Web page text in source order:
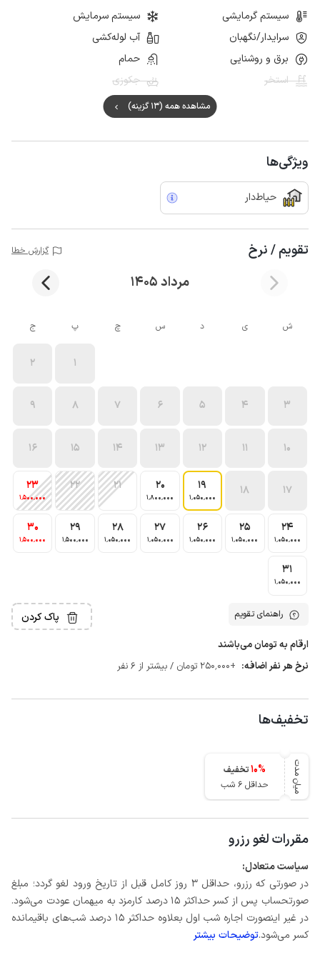
سیستم گرمایشی
سیستم سرمایش
سرایدار/نگهبان
آب لوله‌کشی
برق و روشنایی
حمام
استخر
جکوزی
مشاهده همه (13 گزینه)
ویژگی‌ها
حیاط‌دار
تقویم / نرخ گزارش خطا
مرداد 1405
ش ی د س چ پ ج
1
2
3
4
5
6
7
8
9
10
11
12
13
14
15
16
17
18
19
1٬050٬000
20
1٬800٬000
21
22
23
1٬500٬000
24
1٬050٬000
25
1٬050٬000
26
1٬050٬000
27
1٬050٬000
28
1٬050٬000
29
1٬500٬000
30
1٬500٬000
31
1٬050٬000
راهنمای تقویم پاک کردن
ارقام به تومان می‌باشند
نرخ هر نفر اضافه: +250٬000 تومان / بیشتر از 6 نفر
تخفیف‌ها
میان مدت 10%
تخفیف
حداقل 6 شب
مقررات لغو رزرو
سیاست متعادل:
در صورتی که رزرو، حداقل 3 روز کامل قبل از تاریخ ورود لغو گردد؛ مبلغ
صورتحساب پس از کسر حداکثر 15 درصد کارمزد به میهمان عودت می‌شود.
در غیر اینصورت اجاره شب اول بعلاوه حداکثر 15 درصد شب‌های باقیمانده
کسر می‌شود.توضیحات بیشتر